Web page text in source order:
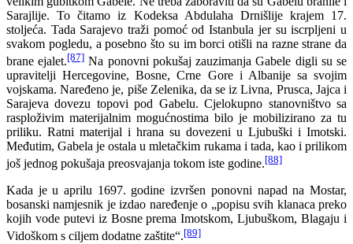
Sarajlije. To čitamo iz Kodeksa Abdulaha Drnišlije krajem 17.
stoljeća. Tada Sarajevo traži pomoć od Istanbula jer su iscrpljeni u
svakom pogledu, a posebno što su im borci otišli na razne strane da
brane ejalet.[87] Na ponovni pokušaj zauzimanja Gabele digli su se
upravitelji Hercegovine, Bosne, Crne Gore i Albanije sa svojim
vojskama. Naređeno je, piše Zelenika, da se iz Livna, Prusca, Jajca i
Sarajeva dovezu topovi pod Gabelu. Cjelokupno stanovništvo sa
rasploživim materijalnim mogućnostima bilo je mobilizirano za tu
priliku. Ratni materijal i hrana su dovezeni u Ljubuški i Imotski.
Međutim, Gabela je ostala u mletačkim rukama i tada, kao i prilikom
još jednog pokušaja preosvajanja tokom iste godine.[88]
Kada je u aprilu 1697. godine izvršen ponovni napad na Mostar,
bosanski namjesnik je izdao naređenje o „popisu svih klanaca preko
kojih vode putevi iz Bosne prema Imotskom, Ljubuškom, Blagaju i
Vidoškom s ciljem dodatne zaštite“.[89]